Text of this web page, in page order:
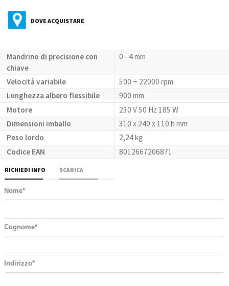
DOVE ACQUISTARE
Mandrino di precisione con
chiave
0 - 4 mm
Velocità variabile
500 ÷ 22000 rpm
Lunghezza albero flessibile
900 mm
Motore
230 V 50 Hz 185 W
Dimensioni imballo
310 x 240 x 110 h mm
Peso lordo
2,24 kg
Codice EAN
8012667206871
RICHIEDI INFO SCARICA